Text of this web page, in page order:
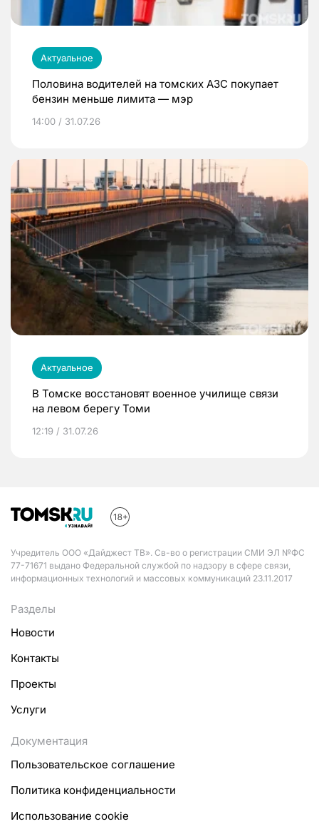
Актуальное
Половина водителей на томских АЗС покупает
бензин меньше лимита — мэр
14:00 / 31.07.26
Актуальное
В Томске восстановят военное училище связи
на левом берегу Томи
12:19 / 31.07.26
Учредитель ООО «Дайджест ТВ». Св-во о регистрации СМИ ЭЛ №ФС
77-71671 выдано Федеральной службой по надзору в сфере связи,
информационных технологий и массовых коммуникаций 23.11.2017
Разделы
Новости
Контакты
Проекты
Услуги
Документация
Пользовательское соглашение
Политика конфиденциальности
Использование cookie